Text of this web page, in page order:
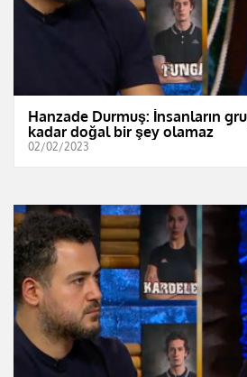
Hanzade Durmuş: İnsanların
kadar doğal bir şey olamaz
02/02/2023